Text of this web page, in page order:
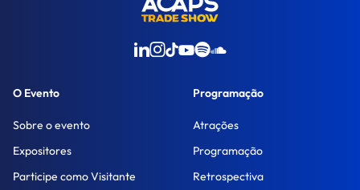
O Evento
Sobre o evento
Expositores
Participe como Visitante
Programação
Atrações
Programação
Retrospectiva